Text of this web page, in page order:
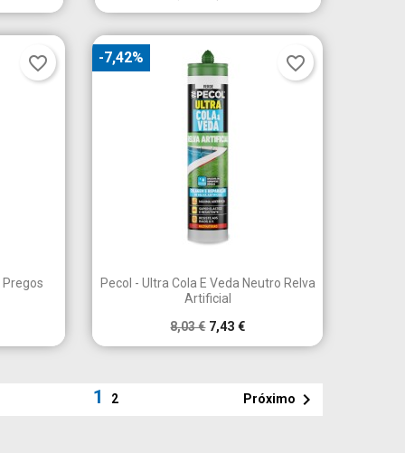
Pregos
favorite_border
Vista rápida
Pecol - Ultra Cola E Veda Neutro Relva
Artificial
8,03 € 7,43 €
-7,42% favorite_border
1 2 Próximo 